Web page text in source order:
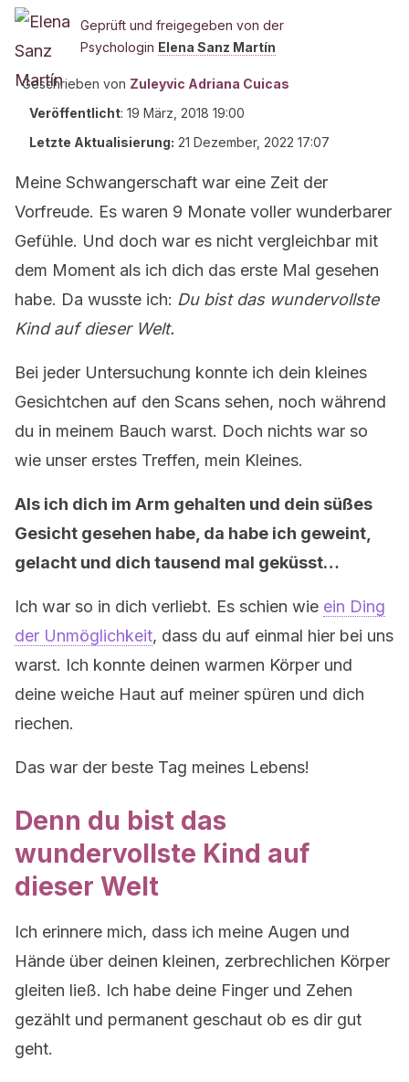
Geprüft und freigegeben von der
Psychologin Elena Sanz Martín
Geschrieben von Zuleyvic Adriana Cuicas
Veröffentlicht: 19 März, 2018 19:00
Letzte Aktualisierung: 21 Dezember, 2022 17:07
Meine Schwangerschaft war eine Zeit der
Vorfreude. Es waren 9 Monate voller wunderbarer
Gefühle. Und doch war es nicht vergleichbar mit
dem Moment als ich dich das erste Mal gesehen
habe. Da wusste ich: Du bist das wundervollste
Kind auf dieser Welt.
Bei jeder Untersuchung konnte ich dein kleines
Gesichtchen auf den Scans sehen, noch während
du in meinem Bauch warst. Doch nichts war so
wie unser erstes Treffen, mein Kleines.
Als ich dich im Arm gehalten und dein süßes
Gesicht gesehen habe, da habe ich geweint,
gelacht und dich tausend mal geküsst…
Ich war so in dich verliebt. Es schien wie ein Ding
der Unmöglichkeit, dass du auf einmal hier bei uns
warst. Ich konnte deinen warmen Körper und
deine weiche Haut auf meiner spüren und dich
riechen.
Das war der beste Tag meines Lebens!
Denn du bist das
wundervollste Kind auf
dieser Welt
Ich erinnere mich, dass ich meine Augen und
Hände über deinen kleinen, zerbrechlichen Körper
gleiten ließ. Ich habe deine Finger und Zehen
gezählt und permanent geschaut ob es dir gut
geht.